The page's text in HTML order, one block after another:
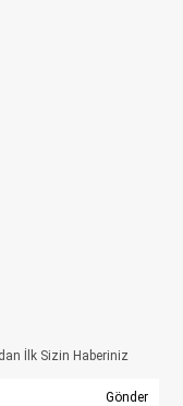
İlk Sizin Haberiniz
Gönder